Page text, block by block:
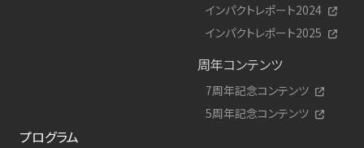
インパクトレポート2024
インパクトレポート2025
周年コンテンツ
7周年記念コンテンツ
5周年記念コンテンツ
プログラム